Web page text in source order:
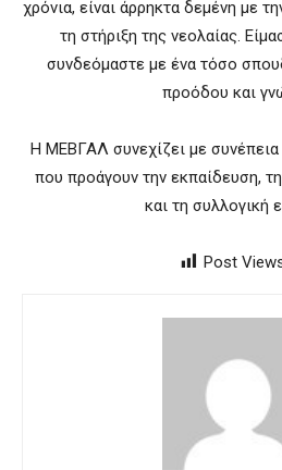
χρόνια, είναι άρρηκτα δεμένη με
τη στήριξη της νεολαίας.
συνδεόμαστε με ένα τόσο
προόδου και
Η ΜΕΒΓΑΛ συνεχίζει με
που προάγουν την εκπαίδευση,
και τη συλλογική
Post